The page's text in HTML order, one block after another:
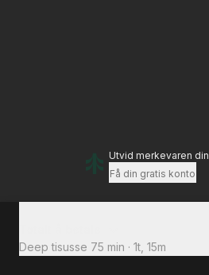
Utvid merkevaren din
Få din gratis konto
Deep tisusse 75 min · 1t, 15m